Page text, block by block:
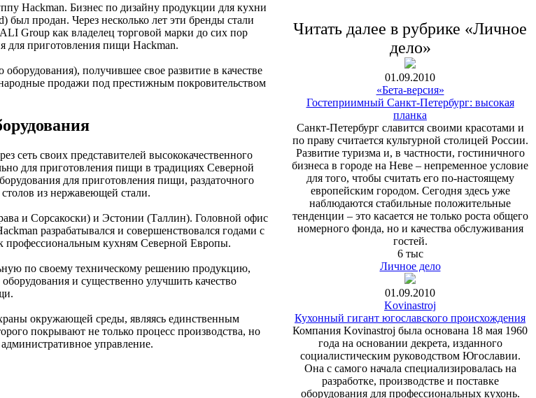
Hackman. Бизнес по дизайну продукции для кухни
продан. Через несколько лет эти бренды стали
Group как владелец торговой марки до сих пор
для приготовления пищи Hackman.
получившее свое развитие в качестве
продажи под престижным покровительством
сеть своих представителей высококачественного
для приготовления пищи в традициях Северной
для приготовления пищи, раздаточного
из нержавеющей стали.
и Сорсакоски) и Эстонии (Таллин). Головной офис
разрабатывался и совершенствовался годами с
профессиональным кухням Северной Европы.
по своему техническому решению продукцию,
и существенно улучшить качество
окружающей среды, являясь единственным
покрывают не только процесс производства, но
управление.
Читать далее в рубрике «Личное
дело»
01.09.2010
«Бета-версия»
Гостеприимный Санкт-Петербург: высокая
планка
Санкт-Петербург славится своими красотами и
по праву считается культурной столицей России.
Развитие туризма и, в частности, гостиничного
бизнеса в городе на Неве – непременное условие
для того, чтобы считать его по-настоящему
европейским городом. Сегодня здесь уже
наблюдаются стабильные положительные
тенденции – это касается не только роста общего
номерного фонда, но и качества обслуживания
гостей.
6 тыс
Личное дело
01.09.2010
Kovinastroj
Кухонный гигант югославского происхождения
Компания Kovinastroj была основана 18 мая 1960
года на основании декрета, изданного
социалистическим руководством Югославии.
Она с самого начала специализировалась на
разработке, производстве и поставке
оборудования для профессиональных кухонь.